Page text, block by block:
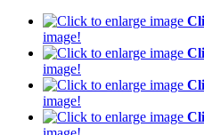
image!
image!
image!